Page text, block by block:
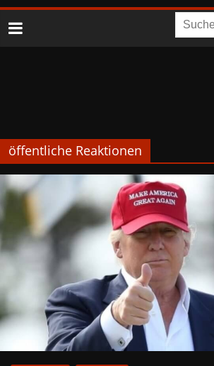
öffentliche Reaktionen